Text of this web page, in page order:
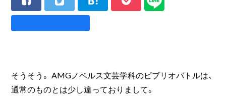
そうそう。 AMGノベルス文芸学科のビブリオバトルは、
通常のものとは少し違っておりまして。